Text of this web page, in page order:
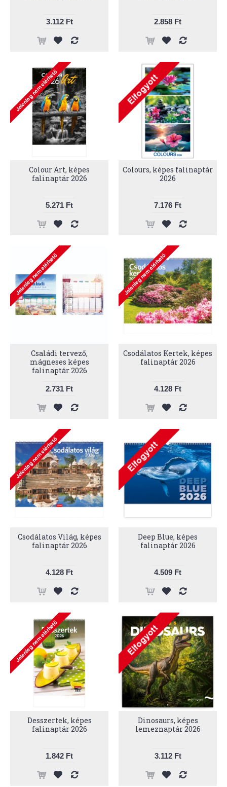
3.112 Ft 2.858 Ft
Colour Art, képes
falinaptár 2026
5.271 Ft
Colours, képes falinaptár
2026
7.176 Ft
Családi tervező,
mágneses képes
falinaptár 2026
2.731 Ft
Csodálatos Kertek, képes
falinaptár 2026
4.128 Ft
Csodálatos Világ, képes
falinaptár 2026
4.128 Ft
Deep Blue, képes
falinaptár 2026
4.509 Ft
Desszertek, képes
falinaptár 2026
1.842 Ft
Dinosaurs, képes
lemeznaptár 2026
3.112 Ft